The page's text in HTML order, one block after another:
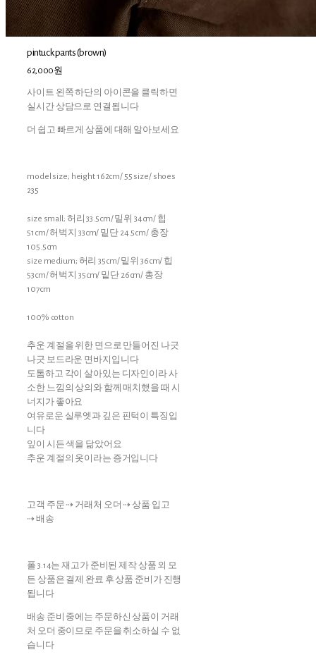
pintuck pants (brown)
62,000원
사이트 왼쪽 하단의 아이콘을 클릭하면
실시간 상담으로 연결됩니다
더 쉽고 빠르게 상품에 대해 알아보세요
model size; height 162cm/ 55 size/ shoes
235
size small; 허리 33.5cm/ 밑위 34cm/ 힙
51cm/ 허벅지 33cm/ 밑단 24.5cm/ 총장
105.5cm
size medium; 허리 35cm/ 밑위 36cm/ 힙
53cm/ 허벅지 35cm/ 밑단 26cm/ 총장
107cm
100% cotton
추운 계절을 위한 면으로 만들어진 나긋
나긋 보드라운 면바지입니다
도톰하고 각이 살아있는 디자인이라 사
소한 느낌의 상의와 함께 매치했을 때 시
너지가 좋아요
여유로운 실루엣과 깊은 핀턱이 특징입
니다
잎이 시든 색을 닮았어요
추운 계절의 옷이라는 증거입니다
고객 주문 ⇢ 거래처 오더 ⇢ 상품 입고
⇢ 배송
폴 3.14는 재고가 준비된 제작 상품 외 모
든 상품은 결제 완료 후 상품 준비가 진행
됩니다
배송 준비 중에는 주문하신 상품이 거래
처 오더 중이므로 주문을 취소하실 수 없
습니다